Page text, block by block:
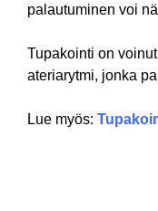
palautuminen voi
Tupakointi on
ateriarytmi, jonka
Lue myös: